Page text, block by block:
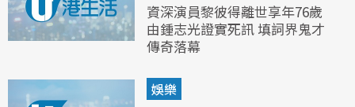
資深演員黎彼得離世享年76歲
由鍾志光證實死訊 填詞界鬼才
傳奇落幕
娛樂